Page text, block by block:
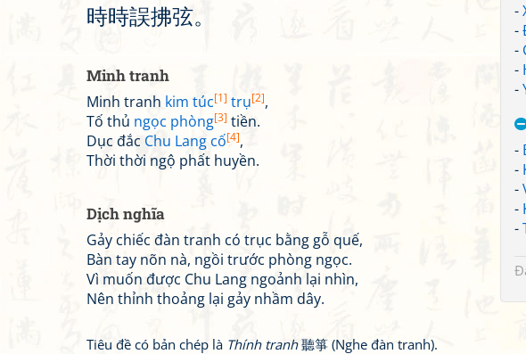
-
-
-
-
-
-
-
-
-
-
時時誤拂弦。
Minh tranh
Minh tranh kim túc[1] trụ[2],
Tố thủ ngọc phòng[3] tiền.
Dục đắc Chu Lang cố[4],
Thời thời ngộ phất huyền.
Dịch nghĩa
Gảy chiếc đàn tranh có trục bằng gỗ quế,
Bàn tay nõn nà, ngồi trước phòng ngọc.
Vì muốn được Chu Lang ngoảnh lại nhìn,
Nên thỉnh thoảng lại gảy nhầm dây.
Tiêu đề có bản chép là Thính tranh聽箏 (Nghe đàn tranh).